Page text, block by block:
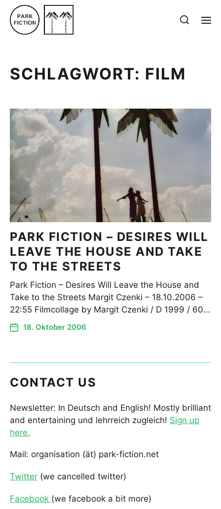
SCHLAGWORT: FILM
PARK FICTION – DESIRES WILL
LEAVE THE HOUSE AND TAKE
TO THE STREETS
Park Fiction – Desires Will Leave the House and
Take to the Streets Margit Czenki – 18.10.2006 –
22:55 Filmcollage by Margit Czenki / D 1999 / 60…
18. Oktober 2006
CONTACT US
Newsletter: In Deutsch and English! Mostly brilliant
and entertaining und lehrreich zugleich! Sign up
here.
Mail: organisation (ät) park-fiction.net
Twitter (we cancelled twitter)
Facebook (we facebook a bit more)